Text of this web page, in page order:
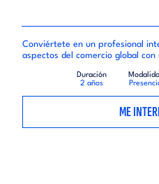
Conviértete en un profesional
aspectos del comercio global con
Duración
2 años
ME